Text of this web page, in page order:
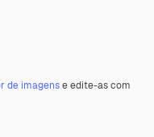
de imagense edite-as com